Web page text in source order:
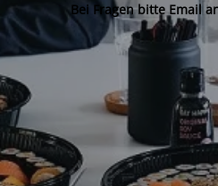
Bei Fragen bitte Email